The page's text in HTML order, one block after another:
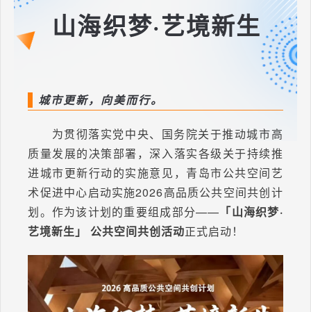
山海织梦·艺境新生
城市更新，向美而行。
为贯彻落实党中央、国务院关于推动城市高
质量发展的决策部署，深入落实各级关于持续推
进城市更新行动的实施意见，青岛市公共空间艺
术促进中心启动实施2026高品质公共空间共创计
划。作为该计划的重要组成部分—— 「山海织梦·
艺境新生」 公共空间共创活动正式启动！